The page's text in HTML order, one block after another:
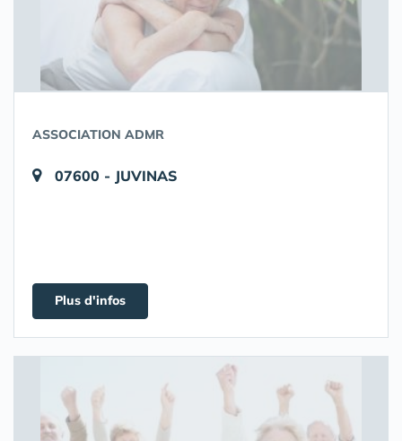
ASSOCIATION ADMR
07600 - JUVINAS
Plus d'infos